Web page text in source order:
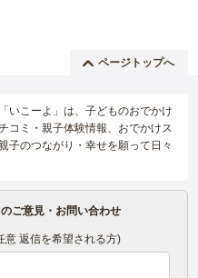
ページトップへ
いこーよ」は、子どものおでかけ
コミ・親子体験情報、おでかけス
子のつながり・幸せを願って日々
ご意見・お問い合わせ
意 返信を希望される方)